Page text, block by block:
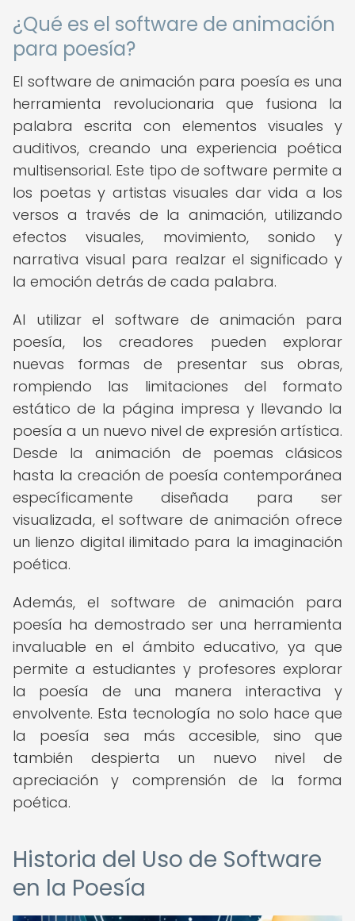
¿Qué es el software de animación
para poesía?
El software de animación para poesía es una
herramienta revolucionaria que fusiona la
palabra escrita con elementos visuales y
auditivos, creando una experiencia poética
multisensorial. Este tipo de software permite a
los poetas y artistas visuales dar vida a los
versos a través de la animación, utilizando
efectos visuales, movimiento, sonido y
narrativa visual para realzar el significado y
la emoción detrás de cada palabra.
Al utilizar el software de animación para
poesía, los creadores pueden explorar
nuevas formas de presentar sus obras,
rompiendo las limitaciones del formato
estático de la página impresa y llevando la
poesía a un nuevo nivel de expresión artística.
Desde la animación de poemas clásicos
hasta la creación de poesía contemporánea
específicamente diseñada para ser
visualizada, el software de animación ofrece
un lienzo digital ilimitado para la imaginación
poética.
Además, el software de animación para
poesía ha demostrado ser una herramienta
invaluable en el ámbito educativo, ya que
permite a estudiantes y profesores explorar
la poesía de una manera interactiva y
envolvente. Esta tecnología no solo hace que
la poesía sea más accesible, sino que
también despierta un nuevo nivel de
apreciación y comprensión de la forma
poética.
Historia del Uso de Software
en la Poesía